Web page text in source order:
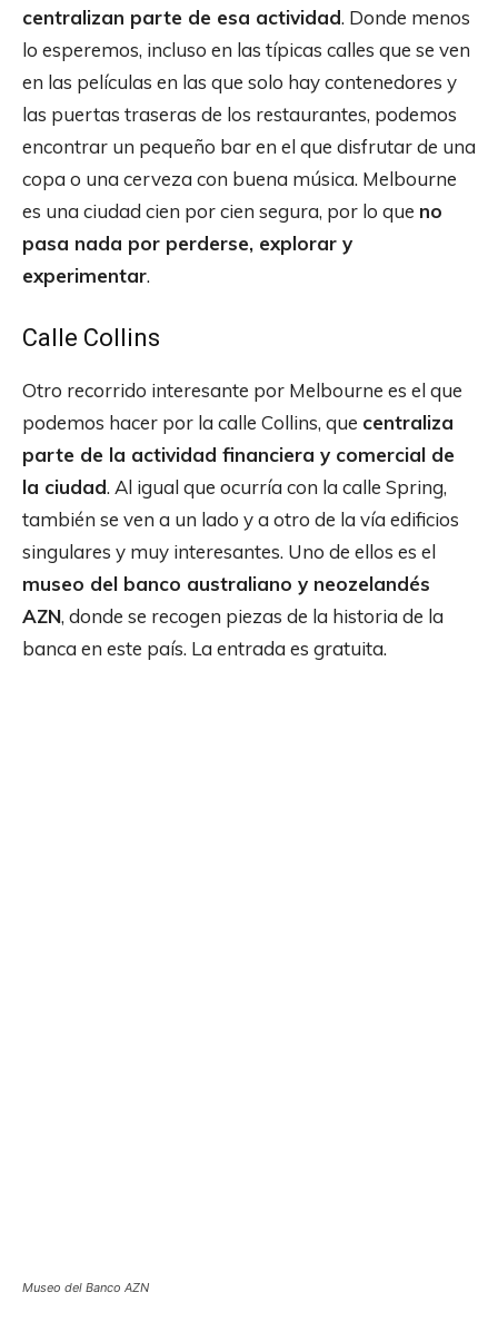
centralizan parte de esa actividad. Donde menos
lo esperemos, incluso en las típicas calles que se ven
en las películas en las que solo hay contenedores y
las puertas traseras de los restaurantes, podemos
encontrar un pequeño bar en el que disfrutar de una
copa o una cerveza con buena música. Melbourne
es una ciudad cien por cien segura, por lo que no
pasa nada por perderse, explorar y
experimentar.
Calle Collins
Otro recorrido interesante por Melbourne es el que
podemos hacer por la calle Collins, que centraliza
parte de la actividad financiera y comercial de
la ciudad. Al igual que ocurría con la calle Spring,
también se ven a un lado y a otro de la vía edificios
singulares y muy interesantes. Uno de ellos es el
museo del banco australiano y neozelandés
AZN, donde se recogen piezas de la historia de la
banca en este país. La entrada es gratuita.
Museo del Banco AZN